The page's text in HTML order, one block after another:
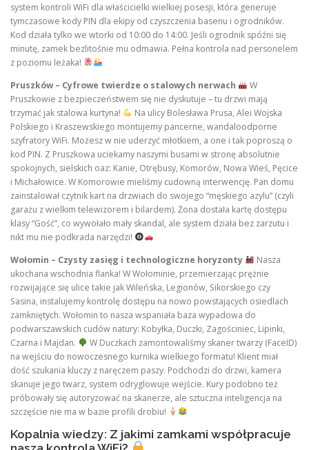
system kontroli WiFi dla właścicielki wielkiej posesji, która generuje
tymczasowe kody PIN dla ekipy od czyszczenia basenu i ogrodników.
Kod działa tylko we wtorki od 10:00 do 14:00. Jeśli ogrodnik spóźni się
minutę, zamek bezlitośnie mu odmawia. Pełna kontrola nad personelem
z poziomu leżaka!
Pruszków – Cyfrowe twierdze o stalowych nerwach
W
Pruszkowie z bezpieczeństwem się nie dyskutuje – tu drzwi mają
trzymać jak stalowa kurtyna!
Na ulicy Bolesława Prusa, Alei Wojska
Polskiego i Kraszewskiego montujemy pancerne, wandaloodporne
szyfratory WiFi. Możesz w nie uderzyć młotkiem, a one i tak poproszą o
kod PIN. Z Pruszkowa uciekamy naszymi busami w stronę absolutnie
spokojnych, sielskich oaz: Kanie, Otrębusy, Komorów, Nowa Wieś, Pęcice
i Michałowice. W Komorowie mieliśmy cudowną interwencję. Pan domu
zainstalował czytnik kart na drzwiach do swojego “męskiego azylu” (czyli
garażu z wielkim telewizorem i bilardem). Żona dostała kartę dostępu
klasy “Gość”, co wywołało mały skandal, ale system działa bez zarzutu i
nikt mu nie podkrada narzędzi!
Wołomin – Czysty zasięg i technologiczne horyzonty
Nasza
ukochana wschodnia flanka! W Wołominie, przemierzając prężnie
rozwijające się ulice takie jak Wileńska, Legionów, Sikorskiego czy
Sasina, instalujemy kontrolę dostępu na nowo powstających osiedlach
zamkniętych. Wołomin to nasza wspaniała baza wypadowa do
podwarszawskich cudów natury: Kobyłka, Duczki, Zagościniec, Lipinki,
Czarna i Majdan.
W Duczkach zamontowaliśmy skaner twarzy (FaceID)
na wejściu do nowoczesnego kurnika wielkiego formatu! Klient miał
dość szukania kluczy z naręczem paszy. Podchodzi do drzwi, kamera
skanuje jego twarz, system odryglowuje wejście. Kury podobno też
próbowały się autoryzować na skanerze, ale sztuczna inteligencja na
szczęście nie ma w bazie profili drobiu!
Kopalnia wiedzy: Z jakimi zamkami współpracuje